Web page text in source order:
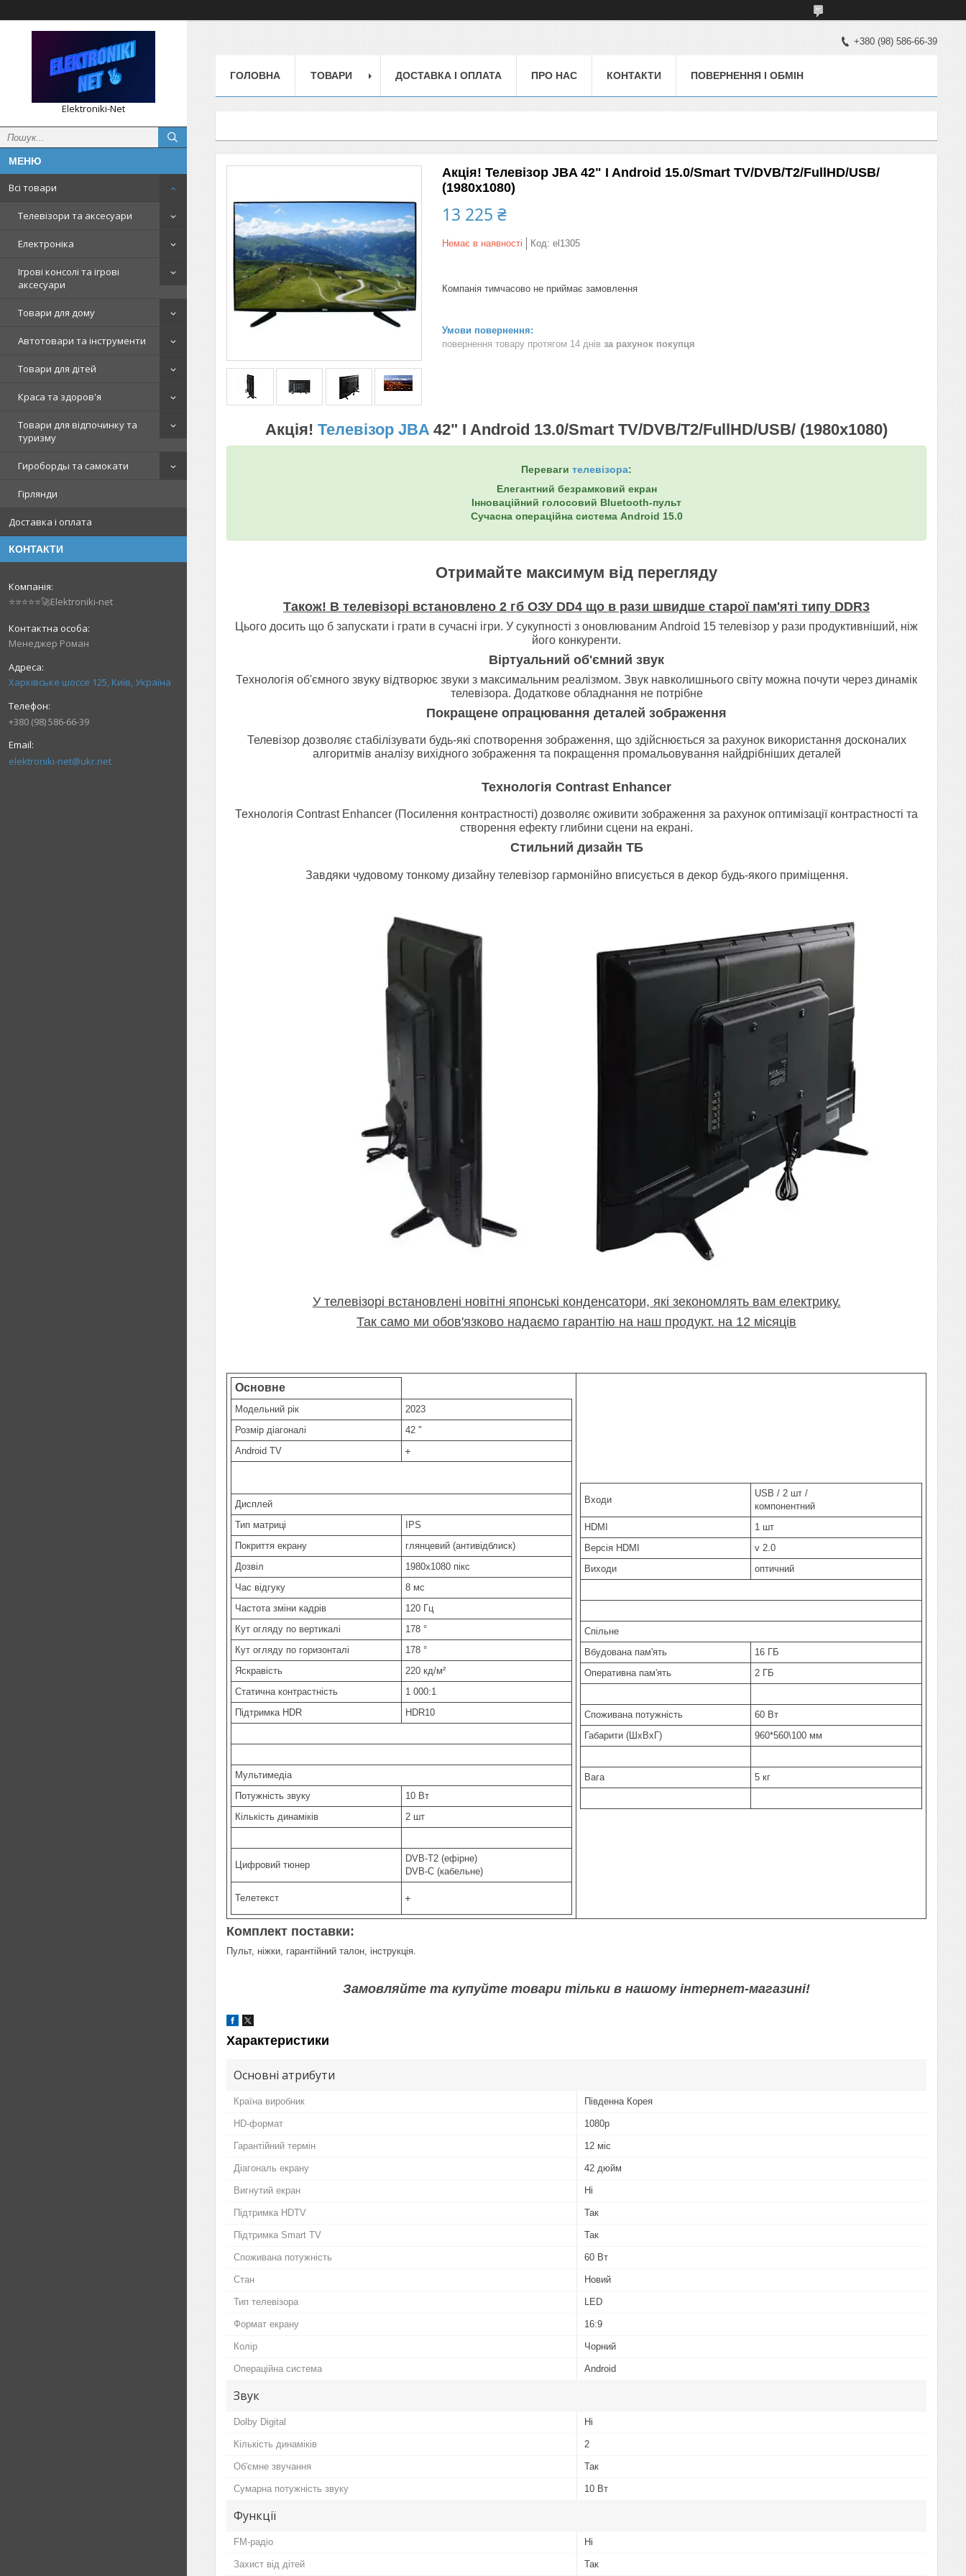
Elektroniki-Net
Всі товари
Телевізори та аксесуари
Електроніка
Ігрові консолі та ігрові
аксесуари
Товари для дому
Автотовари та інструменти
Товари для дітей
Краса та здоров'я
Товари для відпочинку та
туризму
Гироборды та самокати
Гірлянди
Доставка і оплата
КОНТАКТИ
⭐⭐⭐⭐⭐🚀Elektroniki-net
Менеджер Роман
Харківське шоссе 125, Київ, Україна
+380 (98) 586-66-39
elektroniki-net@ukr.net
+380 (98) 586-66-39
ГОЛОВНА ТОВАРИ ДОСТАВКА І ОПЛАТА ПРО НАС КОНТАКТИ ПОВЕРНЕННЯ І ОБМІН
Акція! Телевізор JBA 42" I Android 15.0/Smart TV/DVB/T2/FullHD/USB/
(1980x1080)
13 225 ₴
Немає в наявності Код: el1305
Компанія тимчасово не приймає замовлення
повернення товару протягом 14 днів за рахунок покупця
Акція! Телевізор JBA 42" I Android 13.0/Smart TV/DVB/T2/FullHD/USB/ (1980x1080)
Переваги телевізора:
Елегантний безрамковий екран
Інноваційний голосовий Bluetooth-пульт
Сучасна операційна система Android 15.0
Отримайте максимум від перегляду
Також! В телевізорі встановлено 2 гб ОЗУ DD4 що в рази швидше старої пам'яті типу DDR3
Цього досить що б запускати і грати в сучасні ігри. У сукупності з оновлюваним Android 15 телевізор у рази продуктивніший, ніж
його конкуренти.
Віртуальний об'ємний звук
Технологія об'ємного звуку відтворює звуки з максимальним реалізмом. Звук навколишнього світу можна почути через динамік
телевізора. Додаткове обладнання не потрібне
Покращене опрацювання деталей зображення
Телевізор дозволяє стабілізувати будь-які спотворення зображення, що здійснюється за рахунок використання досконалих
алгоритмів аналізу вихідного зображення та покращення промальовування найдрібніших деталей
Технологія Contrast Enhancer
Технологія Contrast Enhancer (Посилення контрастності) дозволяє оживити зображення за рахунок оптимізації контрастності та
створення ефекту глибини сцени на екрані.
Стильний дизайн ТБ
Завдяки чудовому тонкому дизайну телевізор гармонійно вписується в декор будь-якого приміщення.
У телевізорі встановлені новітні японські конденсатори, які зекономлять вам електрику.
Так само ми обов'язково надаємо гарантію на наш продукт. на 12 місяців
Основне
Модельний рік
2023
Розмір діагоналі
42 "
Android TV
Дисплей
Тип матриці
IPS
Покриття екрану
глянцевий (антивідблиск)
Дозвіл
1980x1080 пікс
Час відгуку
8 мс
Частота зміни кадрів
120 Гц
Кут огляду по вертикалі
178 °
Кут огляду по горизонталі
178 °
Яскравість
220 кд/м²
Статична контрастність
1 000:1
Підтримка HDR
HDR10
Мультимедіа
Потужність звуку
10 Вт
Кількість динаміків
2 шт
Цифровий тюнер
DVB-T2 (ефірне)
DVB-C (кабельне)
Телетекст
Входи
USB / 2 шт /
компонентний
HDMI
1 шт
Версія HDMI
v 2.0
Виходи
оптичний
Спільне
Вбудована пам'ять
16 ГБ
Оперативна пам'ять
2 ГБ
Споживана потужність
60 Вт
Габарити (ШхВхГ)
960*560\100 мм
Вага 5 кг
Комплект поставки:
Пульт, ніжки, гарантійний талон, інструкція.
Замовляйте та купуйте товари тільки в нашому інтернет-магазині!
Характеристики
Основні атрибути
Країна виробник Південна Корея
HD-формат 1080р
Гарантійний термін 12 міс
Діагональ екрану 42 дюйм
Вигнутий екран Ні
Підтримка HDTV Так
Підтримка Smart TV Так
Споживана потужність 60 Вт
Стан Новий
Тип телевізора LED
Формат екрану 16:9
Колір Чорний
Операційна система Android
Звук
Dolby Digital Ні
Кількість динаміків 2
Об'ємне звучання Так
Сумарна потужність звуку 10 Вт
Функції
FM-радіо Ні
Захист від дітей Так